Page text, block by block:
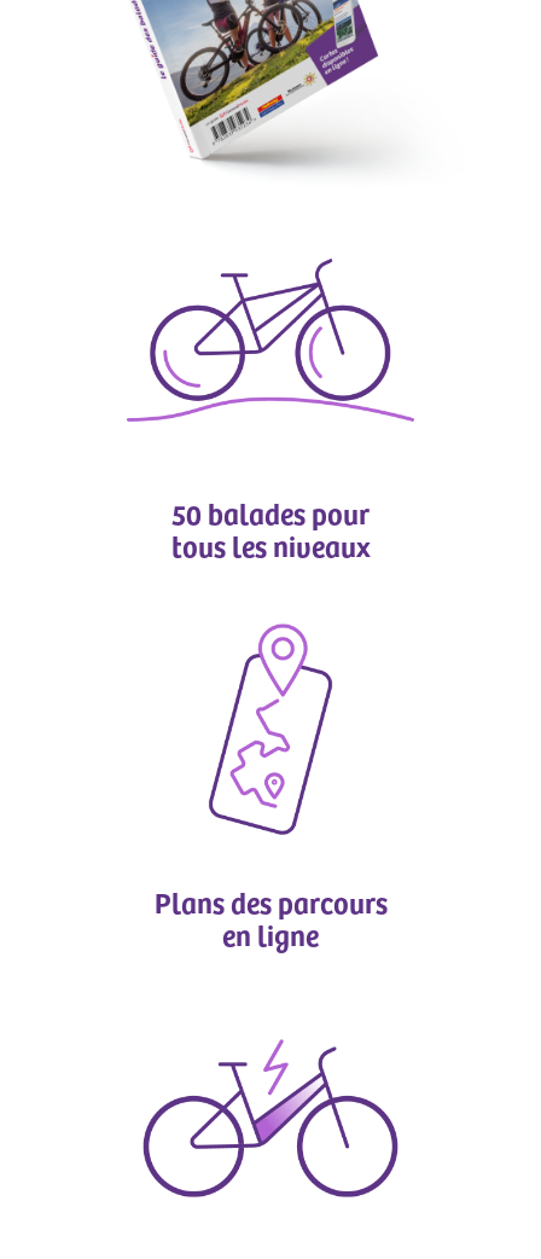
50 balades pour
tous les niveaux
Plans des parcours
en ligne